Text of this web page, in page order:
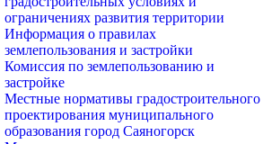
ограничениях развития территории
Информация о правилах
землепользования и застройки
Комиссия по землепользованию и
застройке
Местные нормативы градостроительного
проектирования муниципального
образования город Саяногорск